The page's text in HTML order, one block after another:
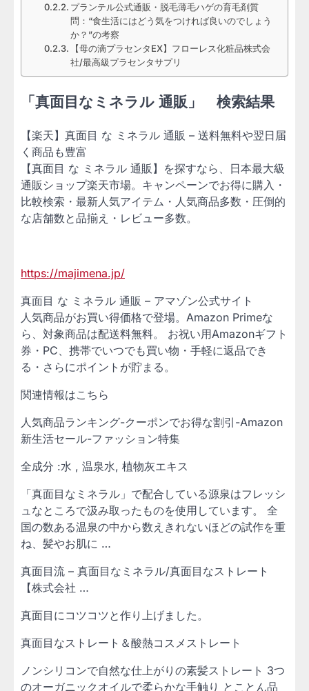
プランテル公式通販・脱毛薄毛ハゲの育毛剤質
問：“食生活にはどう気をつければ良いのでしょう
か？”の考察
【母の滴プラセンタEX】フローレス化粧品株式会
社/最高級プラセンタサプリ
「真面目なミネラル 通販」 検索結果
【楽天】真面目 な ミネラル 通販 – 送料無料や翌日届
く商品も豊富
【真面目 な ミネラル 通販】を探すなら、日本最大級
通販ショップ楽天市場。キャンペーンでお得に購入・
比較検索・最新人気アイテム・人気商品多数・圧倒的
な店舗数と品揃え・レビュー多数。
https://majimena.jp/
真面目 な ミネラル 通販 – アマゾン公式サイト
人気商品がお買い得価格で登場。Amazon Primeな
ら、対象商品は配送料無料。 お祝い用Amazonギフト
券・PC、携帯でいつでも買い物・手軽に返品でき
る・さらにポイントが貯まる。
関連情報はこちら
人気商品ランキング-クーポンでお得な割引-Amazon
新生活セール-ファッション特集
全成分 :水 , 温泉水, 植物灰エキス
「真面目なミネラル」で配合している源泉はフレッシ
ュなところで汲み取ったものを使用しています。 全
国の数ある温泉の中から数えきれないほどの試作を重
ね、髪やお肌に …
真面目流 – 真面目なミネラル/真面目なストレート
【株式会社 …
真面目にコツコツと作り上げました。
真面目なストレート＆酸熱コスメストレート
ノンシリコンで自然な仕上がりの素髪ストレート 3つ
のオーガニックオイルで柔らかな手触り とことん品